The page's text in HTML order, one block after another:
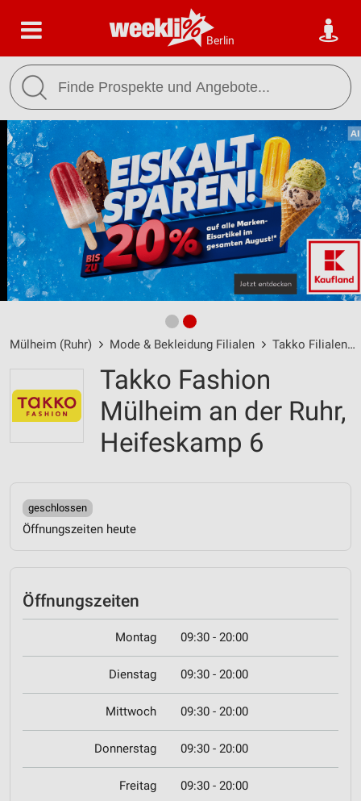
Berlin
Mülheim (Ruhr) Mode & Bekleidung Filialen Takko Filialen
Takko Fashion
Mülheim an der Ruhr,
Heifeskamp 6
geschlossen
Öffnungszeiten heute
Öffnungszeiten
Montag 09:30 - 20:00
Dienstag 09:30 - 20:00
Mittwoch 09:30 - 20:00
Donnerstag 09:30 - 20:00
Freitag 09:30 - 20:00